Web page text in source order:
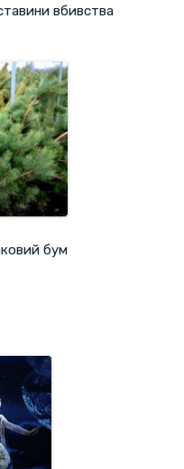
вбивства
бум